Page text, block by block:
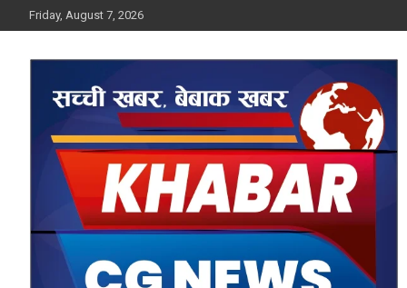
to
Friday, August 7, 2026